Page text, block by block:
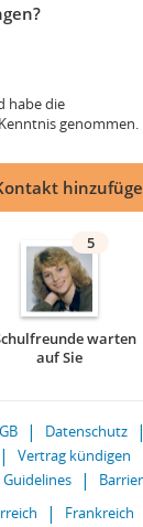
habe die
genommen.
5
warten
auf Sie
Datenschutz
Vertrag kündigen
Frankreich